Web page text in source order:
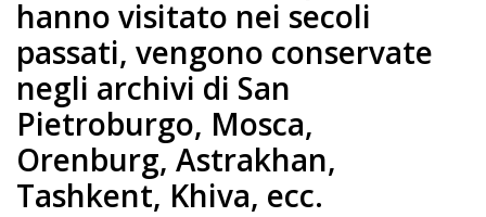
hanno visitato nei secoli
passati, vengono conservate
negli archivi di San
Pietroburgo, Mosca,
Orenburg, Astrakhan,
Tashkent, Khiva, ecc.